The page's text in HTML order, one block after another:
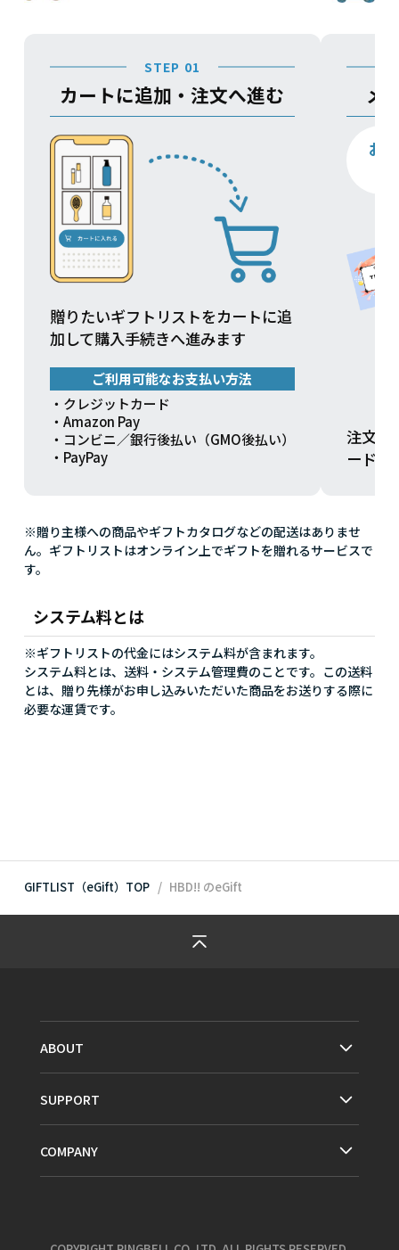
STEP 01
カートに追加・注文へ進む
贈りたいギフトリストをカートに追
加して購入手続きへ進みます
ご利用可能なお支払い方法
・クレジットカード
・Amazon Pay
・コンビニ／銀行後払い（GMO後払い）
・PayPay
メ
お
注文方
ードを
※贈り主様への商品やギフトカタログなどの配送はありませ
ん。ギフトリストはオンライン上でギフトを贈れるサービスで
す。
システム料とは
※ギフトリストの代金にはシステム料が含まれます。
システム料とは、送料・システム管理費のことです。この送料
とは、贈り先様がお申し込みいただいた商品をお送りする際に
必要な運賃です。
GIFTLIST（eGift）TOP HBD!! のeGift
ABOUT
SUPPORT
COMPANY